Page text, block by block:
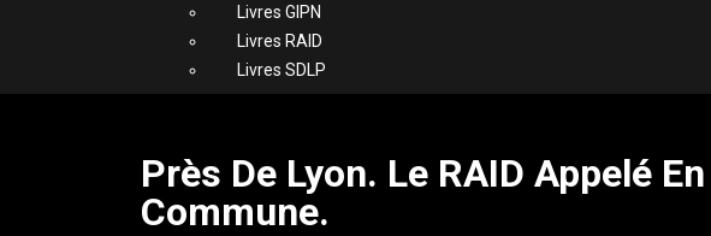
Livres GIPN
Livres RAID
Livres SDLP
Près De Lyon. Le RAID Appelé
Commune.